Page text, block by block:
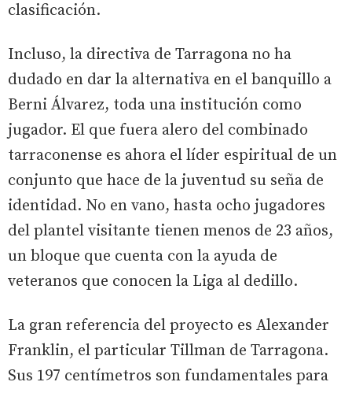
clasificación.
Incluso, la directiva de Tarragona no ha
dudado en dar la alternativa en el banquillo a
Berni Álvarez, toda una institución como
jugador. El que fuera alero del combinado
tarraconense es ahora el líder espiritual de un
conjunto que hace de la juventud su seña de
identidad. No en vano, hasta ocho jugadores
del plantel visitante tienen menos de 23 años,
un bloque que cuenta con la ayuda de
veteranos que conocen la Liga al dedillo.
La gran referencia del proyecto es Alexander
Franklin, el particular Tillman de Tarragona.
Sus 197 centímetros son fundamentales para